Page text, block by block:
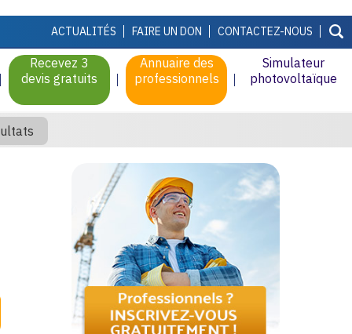
ACTUALITÉS FAIRE UN DON CONTACTEZ-NOUS
Recevez 3
devis gratuits
Annuaire des
professionnels
Simulateur
photovoltaïque